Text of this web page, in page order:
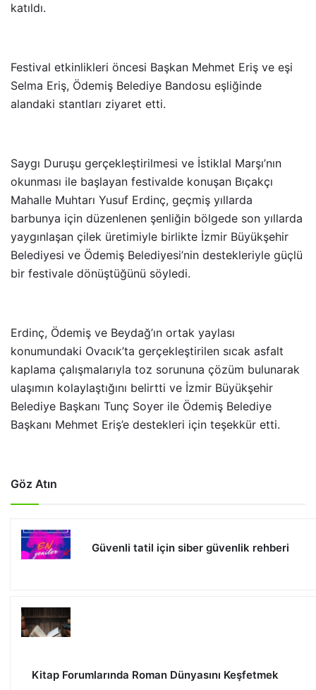
katıldı.
Festival etkinlikleri öncesi Başkan Mehmet Eriş ve eşi
Selma Eriş, Ödemiş Belediye Bandosu eşliğinde
alandaki stantları ziyaret etti.
Saygı Duruşu gerçekleştirilmesi ve İstiklal Marşı’nın
okunması ile başlayan festivalde konuşan Bıçakçı
Mahalle Muhtarı Yusuf Erdinç, geçmiş yıllarda
barbunya için düzenlenen şenliğin bölgede son yıllarda
yaygınlaşan çilek üretimiyle birlikte İzmir Büyükşehir
Belediyesi ve Ödemiş Belediyesi’nin destekleriyle güçlü
bir festivale dönüştüğünü söyledi.
Erdinç, Ödemiş ve Beydağ’ın ortak yaylası
konumundaki Ovacık’ta gerçekleştirilen sıcak asfalt
kaplama çalışmalarıyla toz sorununa çözüm bulunarak
ulaşımın kolaylaştığını belirtti ve İzmir Büyükşehir
Belediye Başkanı Tunç Soyer ile Ödemiş Belediye
Başkanı Mehmet Eriş’e destekleri için teşekkür etti.
Göz Atın
Güvenli tatil için siber güvenlik rehberi
Kitap Forumlarında Roman Dünyasını Keşfetmek